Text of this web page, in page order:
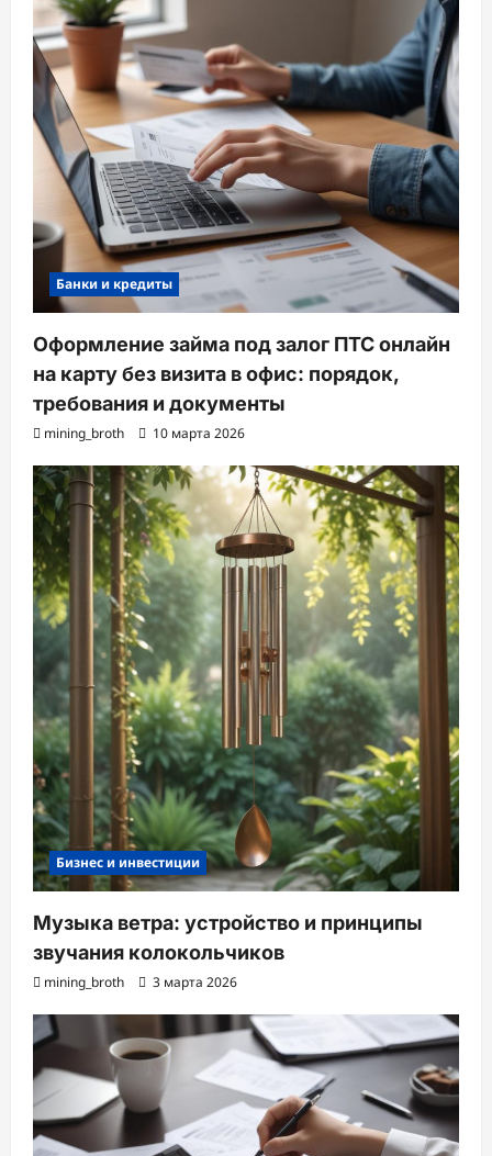
Банки и кредиты
Оформление займа под залог ПТС онлайн
на карту без визита в офис: порядок,
требования и документы
mining_broth 10 марта 2026
Бизнес и инвестиции
Музыка ветра: устройство и принципы
звучания колокольчиков
mining_broth 3 марта 2026